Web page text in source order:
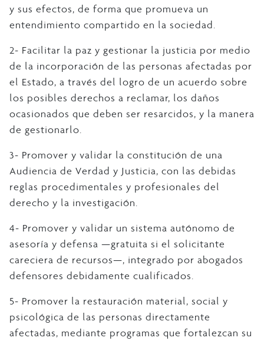
y sus efectos, de forma que promueva un
entendimiento compartido en la sociedad.
2- Facilitar la paz y gestionar la justicia por medio
de la incorporación de las personas afectadas por
el Estado, a través del logro de un acuerdo sobre
los posibles derechos a reclamar, los daños
ocasionados que deben ser resarcidos, y la manera
de gestionarlo.
3- Promover y validar la constitución de una
Audiencia de Verdad y Justicia, con las debidas
reglas procedimentales y profesionales del
derecho y la investigación.
4- Promover y validar un sistema autónomo de
asesoría y defensa —gratuita si el solicitante
careciera de recursos—, integrado por abogados
defensores debidamente cualificados.
5- Promover la restauración material, social y
psicológica de las personas directamente
afectadas, mediante programas que fortalezcan su